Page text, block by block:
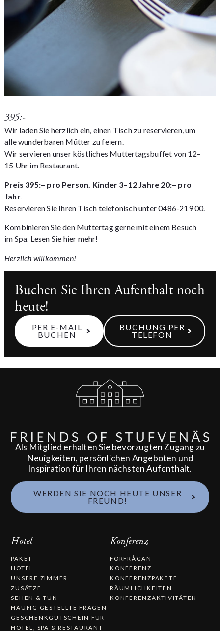
395:-
Wir laden Sie herzlich ein, einen Tisch zu reservieren, um
alle wunderbaren Mütter zu feiern.
Wir servieren unser köstliches Muttertagsbuffet von 12–
15 Uhr im Restaurant.
Preis 395:– pro Person. Kinder 3–12 Jahre 20:– pro
Jahr.
Reservieren Sie Ihren Tisch telefonisch unter 0486-219 00.
Kombinieren Sie den Muttertag gerne mit einem Besuch
im Spa. Lesen Sie hier mehr!
Herzlich willkommen!
Buchen Sie Ihren Aufenthalt noch
heute!
PER E-MAIL
BUCHEN
BUCHUNG PER
TELEFON
Als Mitglied erhalten Sie bevorzugten Zugang zu
Neuigkeiten, persönlichen Angeboten und
Inspiration für Ihren nächsten Aufenthalt.
WERDEN SIE NOCH HEUTE UNSER
FREUND!
Hotel
PAKET
HOTEL
UNSERE ZIMMER
ZUSÄTZE
SEHEN & TUN
HÄUFIG GESTELLTE FRAGEN
GESCHENKGUTSCHEIN FÜR
HOTEL, SPA & RESTAURANT
Konferenz
FÖRFRÅGAN
KONFERENZ
KONFERENZPAKETE
RÄUMLICHKEITEN
KONFERENZAKTIVITÄTEN